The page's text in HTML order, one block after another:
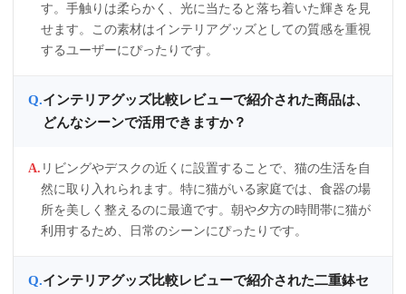
す。手触りは柔らかく、光に当たると落ち着いた輝きを見
せます。この素材はインテリアグッズとしての質感を重視
するユーザーにぴったりです。
インテリアグッズ比較レビューで紹介された商品は、
どんなシーンで活用できますか？
リビングやデスクの近くに設置することで、猫の生活を自
然に取り入れられます。特に猫がいる家庭では、食器の場
所を美しく整えるのに最適です。朝や夕方の時間帯に猫が
利用するため、日常のシーンにぴったりです。
インテリアグッズ比較レビューで紹介された二重鉢セ